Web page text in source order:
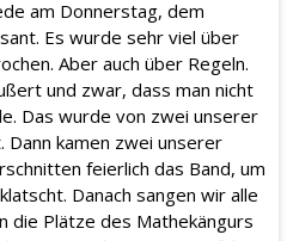
am Donnerstag, dem
Es wurde sehr viel über
Aber auch über Regeln.
und zwar, dass man nicht
Das wurde von zwei unserer
kamen zwei unserer
feierlich das Band, um
Danach sangen wir alle
die Plätze des Mathekängurs